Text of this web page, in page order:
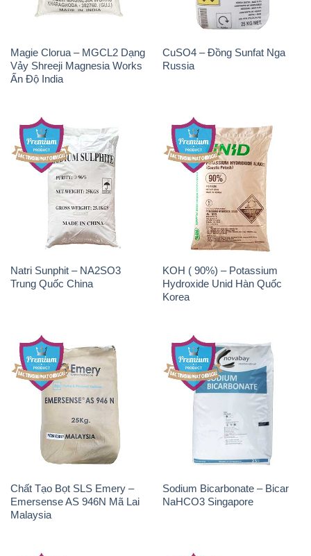
Magie Clorua – MGCL2 Dạng
Vảy Shreeji Magnesia Works
Ấn Độ India
CuSO4 – Đồng Sunfat Nga
Russia
Natri Sunphit – NA2SO3
Trung Quốc China
KOH ( 90%) – Potassium
Hydroxide Unid Hàn Quốc
Korea
Chất Tạo Bọt SLS Emery –
Emersense AS 946N Mã Lai
Malaysia
Sodium Bicarbonate – Bicar
NaHCO3 Singapore